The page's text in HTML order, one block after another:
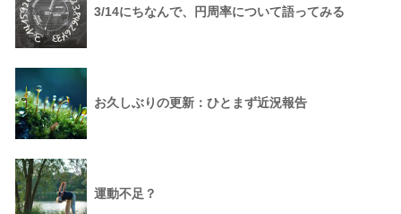
3/14にちなんで、円周率について語ってみる
お久しぶりの更新：ひとまず近況報告
運動不足？